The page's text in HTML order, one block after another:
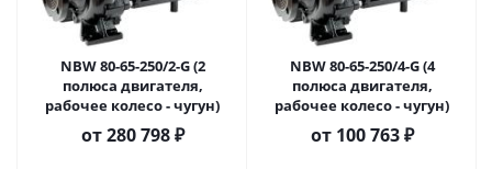
NBW 80-65-250/2-G (2
полюса двигателя,
рабочее колесо - чугун)
от280 798 ₽
NBW 80-65-250/4-G (4
полюса двигателя,
рабочее колесо - чугун)
от 100 763 ₽